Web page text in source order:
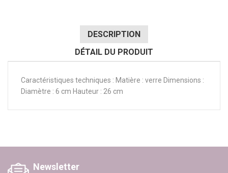
DESCRIPTION
DÉTAIL DU PRODUIT
Caractéristiques techniques : Matière : verre Dimensions :
Diamètre : 6 cm Hauteur : 26 cm
Newsletter